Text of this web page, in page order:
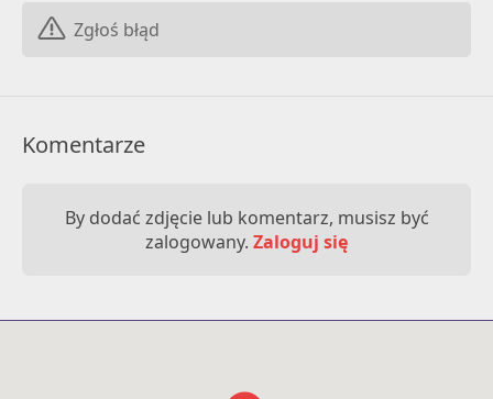
Zgłoś błąd
Komentarze
By dodać zdjęcie lub komentarz, musisz być
zalogowany. Zaloguj się